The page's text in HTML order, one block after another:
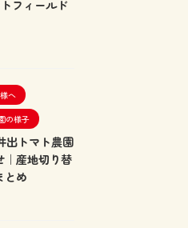
フィールド
へ
の様子
出トマト農園
｜産地切り替
とめ